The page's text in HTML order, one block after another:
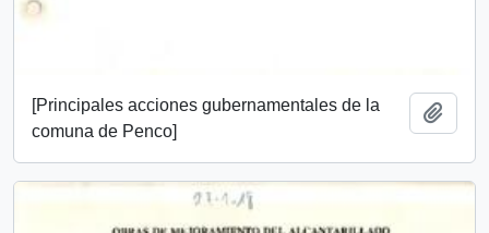
[Principales acciones gubernamentales de la
comuna de Penco]